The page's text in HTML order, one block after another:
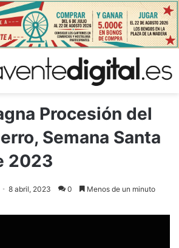
Procesión del
Semana Santa
2023
8 abril, 2023 0 Menos de un minuto